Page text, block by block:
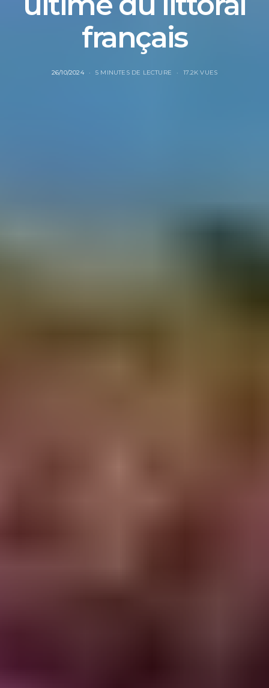
français
26/10/2024 5 MINUTES DE LECTURE 17.2K VUES